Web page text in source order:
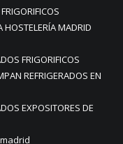
HOSTELERÍA MADRID
FRIGORIFICOS
REFRIGERADOS EN
EXPOSITORES DE